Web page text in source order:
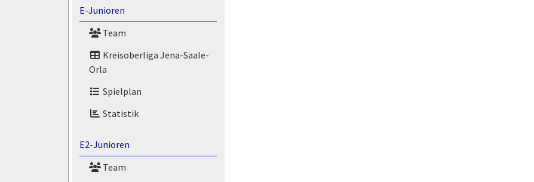
E-Junioren
Team
Kreisoberliga Jena-Saale-
Orla
Spielplan
Statistik
E2-Junioren
Team